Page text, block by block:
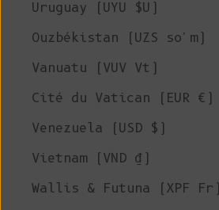
Uruguay (UYU $U)
Ouzbékistan (UZS so'm)
Vanuatu (VUV Vt)
Cité du Vatican (EUR €)
Venezuela (USD $)
Vietnam (VND ₫)
Wallis & Futuna (XPF Fr)